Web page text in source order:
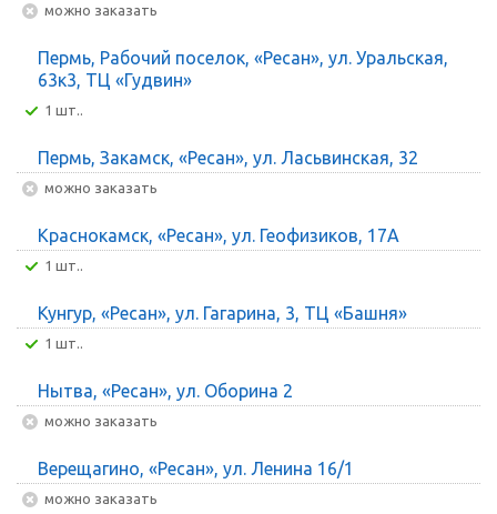
Можно заказать
Пермь, Рабочий поселок, «Ресан», ул. Уральская,
63к3, ТЦ «Гудвин»
1 шт..
Пермь, Закамск, «Ресан», ул. Ласьвинская, 32
Можно заказать
Краснокамск, «Ресан», ул. Геофизиков, 17А
1 шт..
Кунгур, «Ресан», ул. Гагарина, 3, ТЦ «Башня»
1 шт..
Нытва, «Ресан», ул. Оборина 2
Можно заказать
Верещагино, «Ресан», ул. Ленина 16/1
Можно заказать